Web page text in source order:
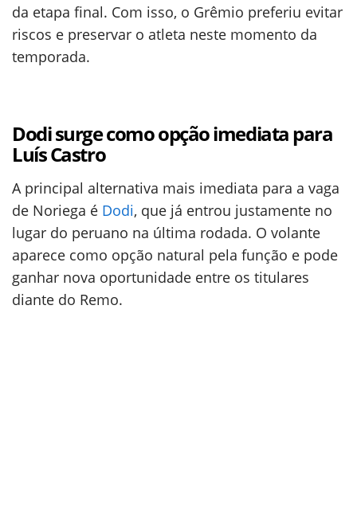
da etapa final. Com isso, o Grêmio preferiu evitar
riscos e preservar o atleta neste momento da
temporada.
Dodi surge como opção imediata para
Luís Castro
A principal alternativa mais imediata para a vaga
de Noriega é Dodi, que já entrou justamente no
lugar do peruano na última rodada. O volante
aparece como opção natural pela função e pode
ganhar nova oportunidade entre os titulares
diante do Remo.